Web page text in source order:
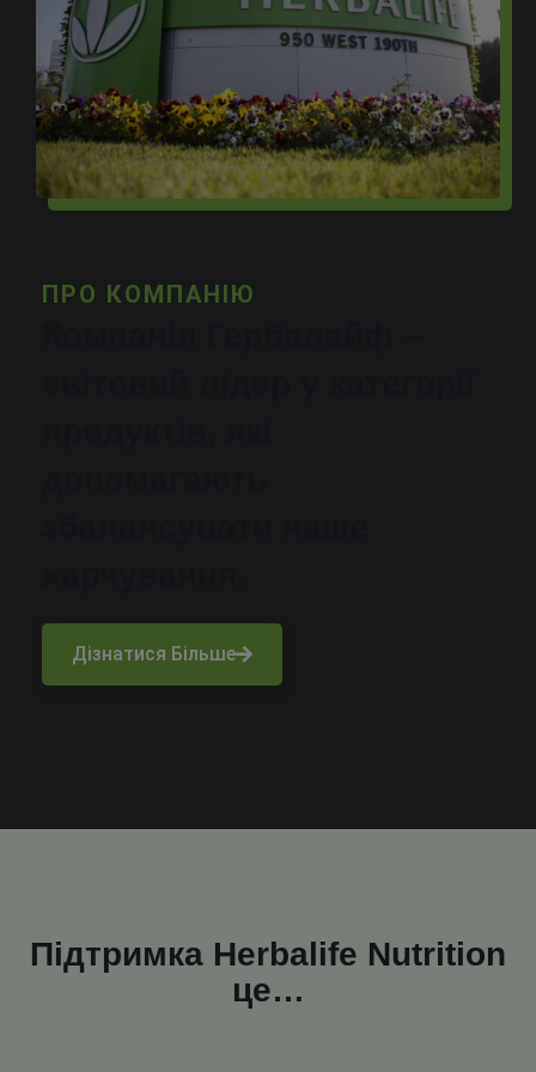
ПРО КОМПАНІЮ
Дізнатися Більше
Підтримка Herbalife Nutrition
це…